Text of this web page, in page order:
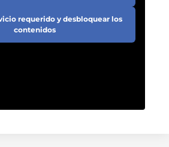
requerido y desbloquear los
contenidos